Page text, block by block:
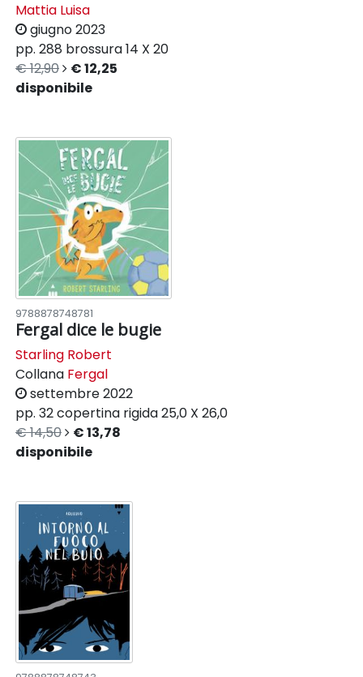
Mattia Luisa
giugno 2023
pp. 288 brossura14 X 20
€ 12,90
€ 12,25
disponibile
9788878748781
Fergal dice le bugie
Starling Robert
Collana Fergal
settembre 2022
pp. 32copertina rigida25,0 X 26,0
€ 14,50
€ 13,78
disponibile